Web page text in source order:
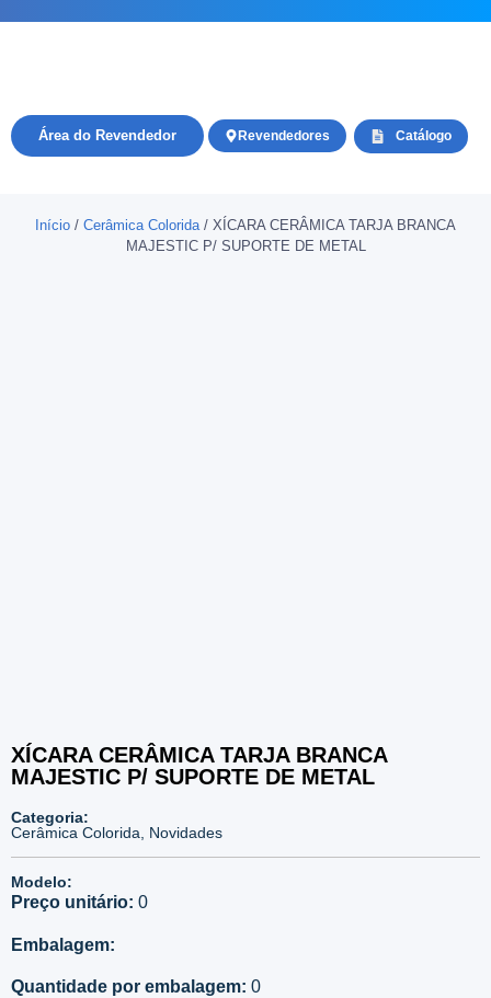
Catálogo
Revendedores
Área do Revendedor
Início / Cerâmica Colorida/ XÍCARA CERÂMICA TARJA BRANCA
MAJESTIC P/ SUPORTE DE METAL
XÍCARA CERÂMICA TARJA BRANCA
MAJESTIC P/ SUPORTE DE METAL
Categoria:
Cerâmica Colorida, Novidades
Modelo:
Preço unitário: 0
Embalagem:
Quantidade por embalagem: 0